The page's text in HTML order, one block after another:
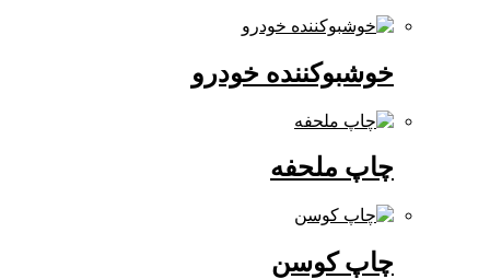
خوشبوکننده خودرو
چاپ ملحفه
چاپ کوسن